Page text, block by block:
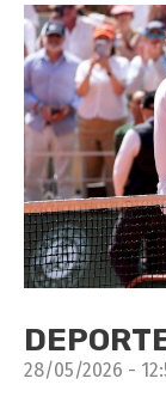
28/05/2026 -